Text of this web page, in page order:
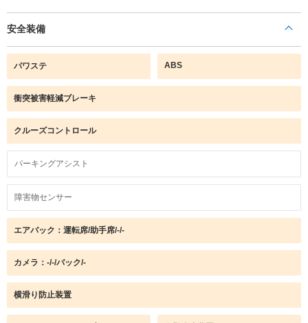
安全装備
パワステ ABS
衝突被害軽減ブレーキ
クルーズコントロール
パーキングアシスト
障害物センサー
エアバック：運転席/助手席/-/-
カメラ：-/-/バック/-
横滑り防止装置